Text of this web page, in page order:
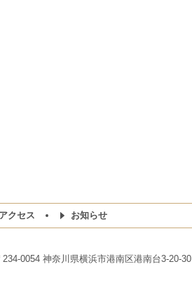
アクセス お知らせ
0054 神奈川県横浜市港南区港南台3-20-30